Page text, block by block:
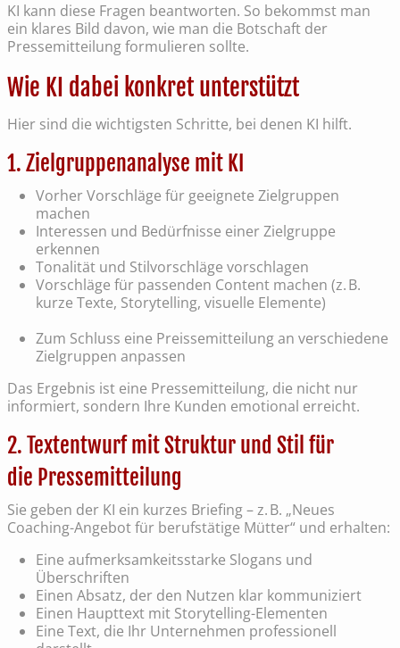
KI kann diese Fragen beantworten. So bekommst man
ein klares Bild davon, wie man die Botschaft der
Pressemitteilung formulieren sollte.
Wie KI dabei konkret unterstützt
Hier sind die wichtigsten Schritte, bei denen KI hilft.
1. Zielgruppenanalyse mit KI
Vorher Vorschläge für geeignete Zielgruppen
machen
Interessen und Bedürfnisse einer Zielgruppe
erkennen
Tonalität und Stilvorschläge vorschlagen
Vorschläge für passenden Content machen (z. B.
kurze Texte, Storytelling, visuelle Elemente)
Zum Schluss eine Preissemitteilung an verschiedene
Zielgruppen anpassen
Das Ergebnis ist eine Pressemitteilung, die nicht nur
informiert, sondern Ihre Kunden emotional erreicht.
2. Textentwurf mit Struktur und Stil für
die Pressemitteilung
Sie geben der KI ein kurzes Briefing – z. B. „Neues
Coaching-Angebot für berufstätige Mütter“ und erhalten:
Eine aufmerksamkeitsstarke Slogans und
Überschriften
Einen Absatz, der den Nutzen klar kommuniziert
Einen Haupttext mit Storytelling-Elementen
Eine Text, die Ihr Unternehmen professionell